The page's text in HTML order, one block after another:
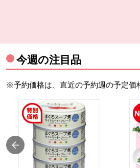
今週の注目品
※予約価格は、直近の予約週の予定価